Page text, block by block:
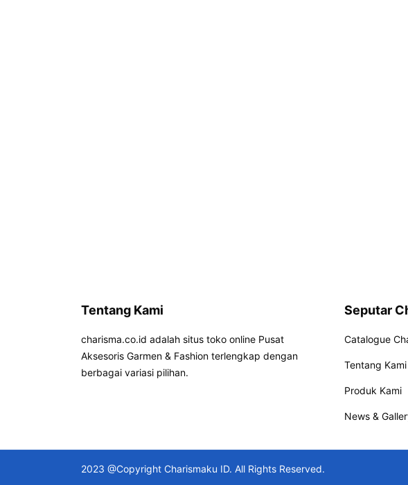
Tentang Kami
charisma.co.id adalah situs toko online Pusat
Aksesoris Garmen & Fashion terlengkap dengan
berbagai variasi pilihan.
Seputar
Catalogue
Tentang Kami
Produk Kami
News &
2023 @Copyright Charismaku ID. All Rights Reserved.